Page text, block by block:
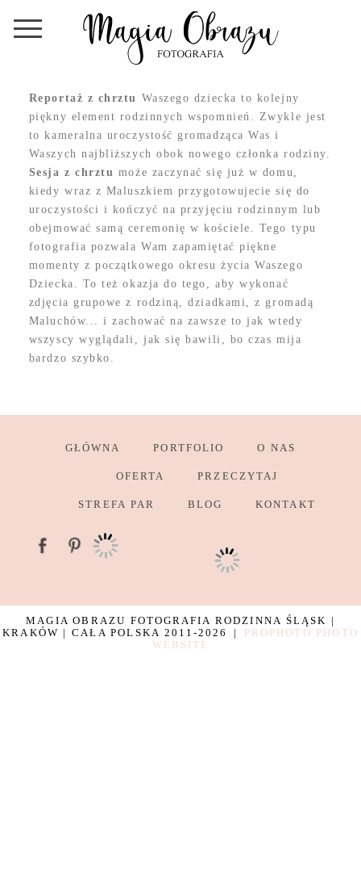
Reportaż z chrztu Waszego dziecka to kolejny
piękny element rodzinnych wspomnień. Zwykle jest
to kameralna uroczystość gromadząca Was i
Waszych najbliższych obok nowego członka rodziny.
Sesja z chrztu może zaczynać się już w domu,
kiedy wraz z Maluszkiem przygotowujecie się do
uroczystości i kończyć na przyjęciu rodzinnym lub
obejmować samą ceremonię w kościele. Tego typu
fotografia pozwala Wam zapamiętać piękne
momenty z początkowego okresu życia Waszego
Dziecka. To też okazja do tego, aby wykonać
zdjęcia grupowe z rodziną, dziadkami, z gromadą
Maluchów... i zachować na zawsze to jak wtedy
wszyscy wyglądali, jak się bawili, bo czas mija
bardzo szybko.
GŁÓWNA PORTFOLIO O NAS
OFERTA PRZECZYTAJ
STREFA PAR BLOG KONTAKT
MAGIA OBRAZU FOTOGRAFIA RODZINNA ŚLĄSK |
KRAKÓW | CAŁA POLSKA 2011-2026
|
PROPHOTO PHOTO
WEBSITE